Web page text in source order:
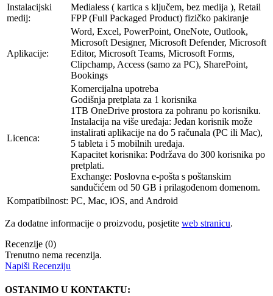
Instalacijski
medij:
Medialess ( kartica s ključem, bez medija ), Retail
FPP (Full Packaged Product) fizičko pakiranje
Aplikacije:
Word, Excel, PowerPoint, OneNote, Outlook,
Microsoft Designer, Microsoft Defender, Microsoft
Editor, Microsoft Teams, Microsoft Forms,
Clipchamp, Access (samo za PC), SharePoint,
Bookings
Licenca:
Komercijalna upotreba
Godišnja pretplata za 1 korisnika
1TB OneDrive prostora za pohranu po korisniku.
Instalacija na više uređaja: Jedan korisnik može
instalirati aplikacije na do 5 računala (PC ili Mac),
5 tableta i 5 mobilnih uređaja.
Kapacitet korisnika: Podržava do 300 korisnika po
pretplati.
Exchange: Poslovna e-pošta s poštanskim
sandučićem od 50 GB i prilagođenom domenom.
Kompatibilnost: PC, Mac, iOS, and Android
Za dodatne informacije o proizvodu, posjetite web stranicu.
Recenzije (0)
Trenutno nema recenzija.
Napiši Recenziju
OSTANIMO U KONTAKTU: